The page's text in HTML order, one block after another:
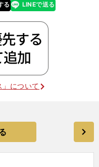
る
line LINEで送る
について